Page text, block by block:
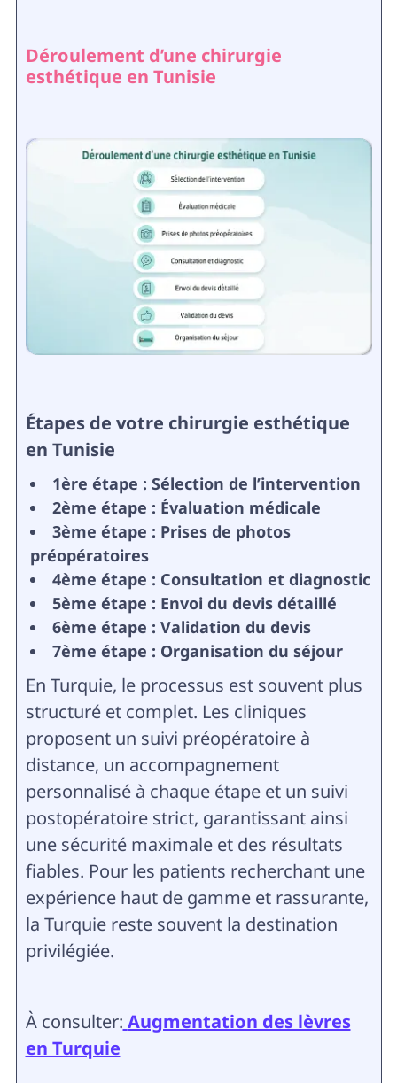
Déroulement d’une chirurgie
esthétique en Tunisie
Étapes de votre chirurgie esthétique
en Tunisie
1ère étape : Sélection de l’intervention
2ème étape : Évaluation médicale
3ème étape : Prises de photos
préopératoires
4ème étape : Consultation et diagnostic
5ème étape : Envoi du devis détaillé
6ème étape : Validation du devis
7ème étape : Organisation du séjour
En Turquie, le processus est souvent plus
structuré et complet. Les cliniques
proposent un suivi préopératoire à
distance, un accompagnement
personnalisé à chaque étape et un suivi
postopératoire strict, garantissant ainsi
une sécurité maximale et des résultats
fiables. Pour les patients recherchant une
expérience haut de gamme et rassurante,
la Turquie reste souvent la destination
privilégiée.
À consulter: Augmentation des lèvres
en Turquie